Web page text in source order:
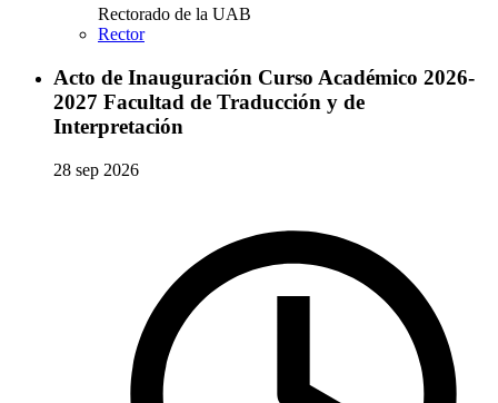
Rectorado de la UAB
Rector
Acto de Inauguración Curso Académico 2026-
2027 Facultad de Traducción y de
Interpretación
28 sep 2026